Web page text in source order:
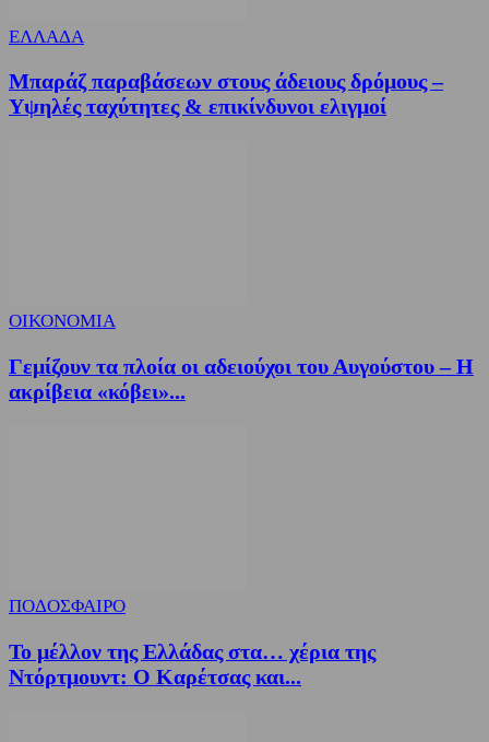
ΕΛΛΑΔΑ
Μπαράζ παραβάσεων στους άδειους δρόμους –
Υψηλές ταχύτητες & επικίνδυνοι ελιγμοί
ΟΙΚΟΝΟΜΙΑ
Γεμίζουν τα πλοία οι αδειούχοι του Αυγούστου – Η
ακρίβεια «κόβει»...
ΠΟΔΟΣΦΑΙΡΟ
Το μέλλον της Ελλάδας στα… χέρια της
Ντόρτμουντ: Ο Καρέτσας και...